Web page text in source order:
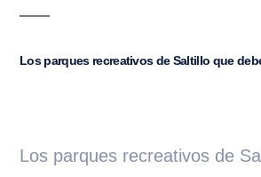
Los parques recreativos de Saltillo que
Los parques recreativos de